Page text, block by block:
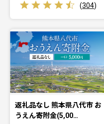
(304)
返礼品なし 熊本県八代市 お
うえん寄附金(5,00…